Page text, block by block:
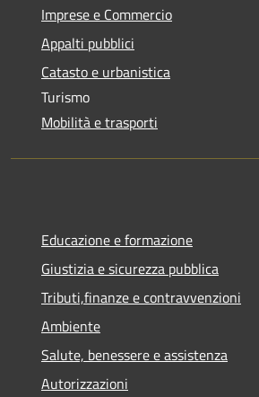
Imprese e Commercio
Appalti pubblici
Catasto e urbanistica
Turismo
Mobilità e trasporti
Educazione e formazione
Giustizia e sicurezza pubblica
Tributi,finanze e contravvenzioni
Ambiente
Salute, benessere e assistenza
Autorizzazioni